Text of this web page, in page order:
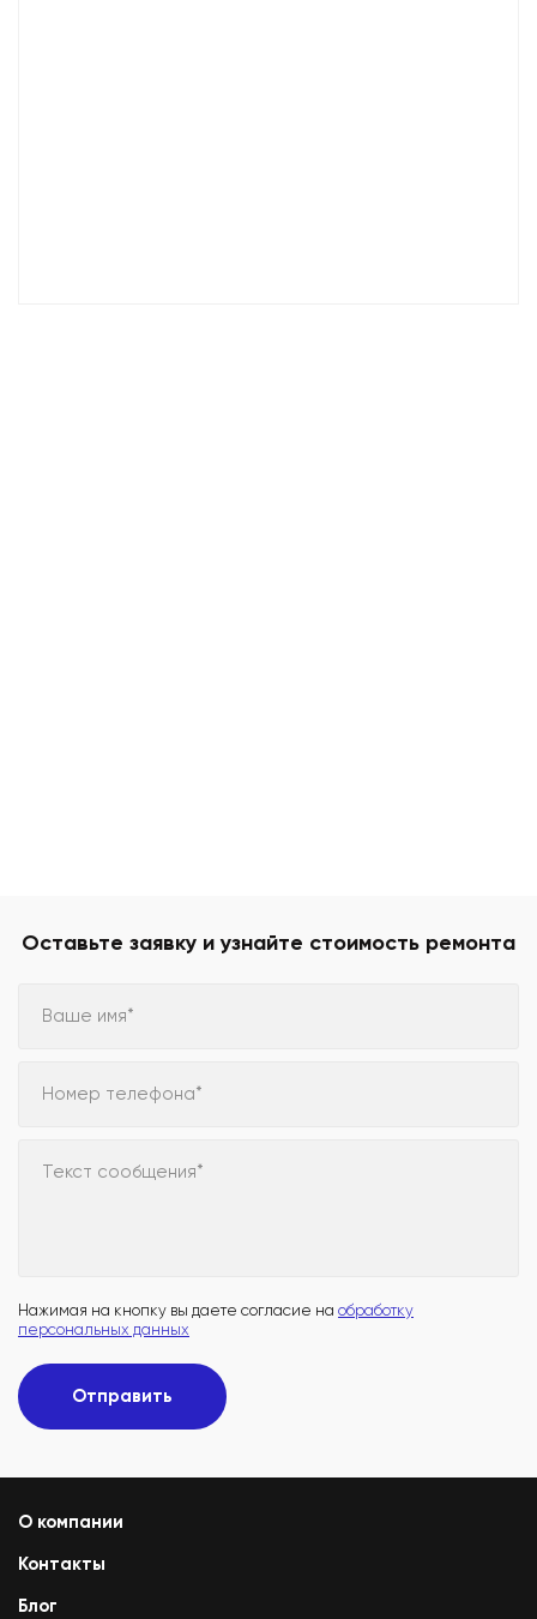
Оставьте заявку и узнайте стоимость ремонта
Ваше имя*
Номер телефона*
Текст сообщения*
Нажимая на кнопку вы даете согласие на обработку
персональных данных
Отправить
О компании
Контакты
Блог